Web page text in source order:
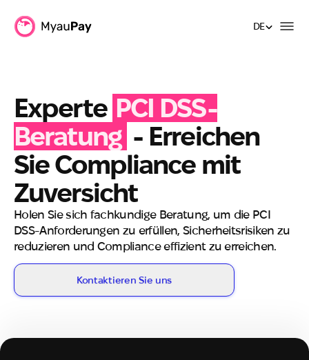
DE
Experte PCI DSS-
Beratung - Erreichen
Sie Compliance mit
Zuversicht
Holen Sie sich fachkundige Beratung, um die PCI
DSS-Anforderungen zu erfüllen, Sicherheitsrisiken zu
reduzieren und Compliance effizient zu erreichen.
Kontaktieren Sie uns